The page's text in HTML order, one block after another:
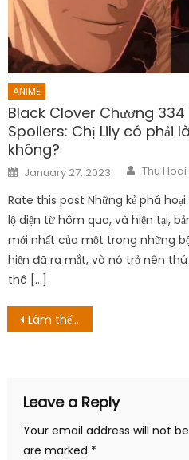
ANIME
Black Clover Chương
Spoilers: Chị Lily có phải
không?
Posted
on
January 27, 2023 Author
Thu Hoai
Rate this post Những kẻ phá
lộ diện từ hôm qua, và hiện tại,
mới nhất của một trong những
hiện đã ra mắt, và nó trở nên
thô […]
Post
Làm thế nào để xem nguồn gốc đoạn đường bí hiểm? cụ thể phát trực tuyến của chương trình truyền hình Úc
Leave a Reply
Your email address will not
are marked *